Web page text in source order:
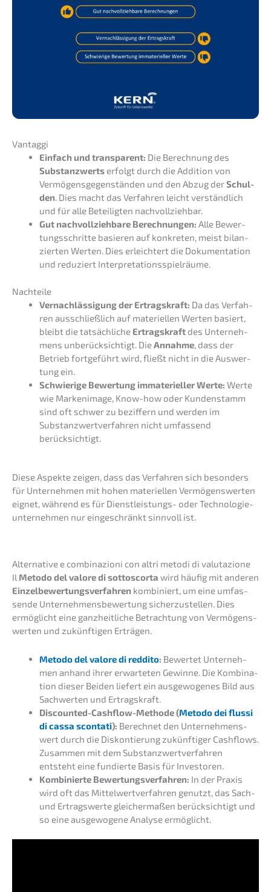
Vantag­gi
Einfach und trans­pa­rent: Die Berech­nung des
Substanz­werts erfolgt durch die Additi­on von
Vermö­gens­ge­gen­stän­den und den Abzug derSchul­
den. Dies macht das Verfah­ren leicht verständ­lich
und für alle Betei­lig­ten nachvollziehbar.
Gut nachvoll­zieh­ba­re Berech­nun­gen: Alle Bewer­
tungs­schrit­te basie­ren auf konkre­ten, meist bilan­
zier­ten Werten. Dies erleich­tert die Dokumen­ta­ti­on
und reduziert Interpretationsspielräume.
Nachtei­le
Vernach­läs­si­gung der Ertrags­kraft: Da das Verfah­
ren ausschließ­lich auf materi­el­len Werten basiert,
bleibt die tatsäch­li­che Ertrags­kraft des Unter­neh­
mens unberück­sich­tigt. DieAnnah­me, dass der
Betrieb fortge­führt wird, fließt nicht in die Auswer­
tung ein.
Schwie­ri­ge Bewer­tung immate­ri­el­ler Werte: Werte
wie Marken­image, Know-how oder Kunden­stamm
sind oft schwer zu bezif­fern und werden im
Substanz­wert­ver­fah­ren nicht umfas­send
berücksichtigt.
Diese Aspek­te zeigen, dass das Verfah­ren sich beson­ders
für Unter­neh­men mit hohen materi­el­len Vermö­gens­wer­ten
eignet, während es für Dienst­leis­tungs- oder Techno­lo­gie­
un­ter­neh­men nur einge­schränkt sinnvoll ist.
Alter­na­ti­ve e combi­na­zio­ni con altri metodi di valutazione
Il Metodo del valore di sotto­scor­ta wird häufig mit anderen
Einzel­be­wer­tungs­ver­fah­ren kombi­niert, um eine umfas­
sen­de Unter­neh­mens­be­wer­tung sicher­zu­stel­len. Dies
ermög­licht eine ganzheit­li­che Betrach­tung von Vermö­gens­
wer­ten und zukünf­ti­gen Erträgen.
Metodo del valore di reddi­to: Bewer­tet Unter­neh­
men anhand ihrer erwar­te­ten Gewin­ne. Die Kombi­na­
ti­on dieser Beiden liefert ein ausge­wo­ge­nes Bild aus
Sachwer­ten und Ertragskraft.
Discoun­ted-Cashflow-Metho­de (Metodo dei flussi
di cassa sconta­ti): Berech­net den Unter­neh­mens­
wert durch die Diskon­tie­rung zukünf­ti­ger Cashflows.
Zusam­men mit dem Substanz­wert­ver­fah­ren
entsteht eine fundier­te Basis für Investoren.
Kombi­nier­te Bewer­tungs­ver­fah­ren: In der Praxis
wird oft das Mittel­wert­ver­fah­ren genutzt, das Sach-
und Ertrags­wer­te gleicher­ma­ßen berück­sich­tigt und
so eine ausge­wo­ge­ne Analy­se ermöglicht.